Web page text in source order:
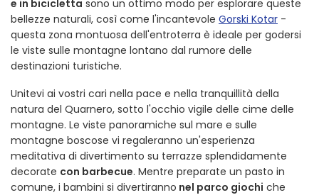
e in bicicletta sono un ottimo modo per esplorare queste
bellezze naturali, così come l'incantevole Gorski Kotar -
questa zona montuosa dell'entroterra è ideale per godersi
le viste sulle montagne lontano dal rumore delle
destinazioni turistiche.
Unitevi ai vostri cari nella pace e nella tranquillità della
natura del Quarnero, sotto l'occhio vigile delle cime delle
montagne. Le viste panoramiche sul mare e sulle
montagne boscose vi regaleranno un'esperienza
meditativa di divertimento su terrazze splendidamente
decorate con barbecue. Mentre preparate un pasto in
comune, i bambini si divertiranno nel parco giochi che